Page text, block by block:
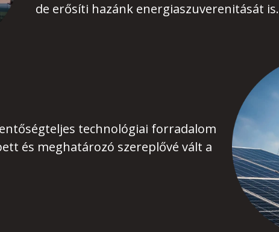
de erősíti hazánk energiaszuverenitását is.
technológiai forradalom
és meghatározó szereplővé vált a